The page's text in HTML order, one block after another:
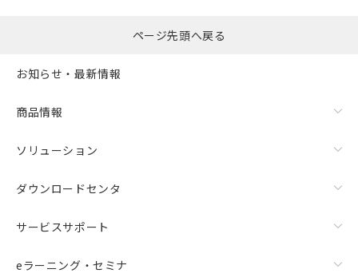
ページ先頭へ戻る
お知らせ・最新情報
商品情報
ソリューション
ダウンロードセンタ
サービスサポート
eラーニング・セミナ